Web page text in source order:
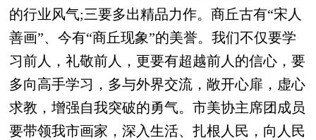
的行业风气;三要多出精品力作。商丘古有“宋人
善画”、今有“商丘现象”的美誉。我们不仅要学
习前人，礼敬前人，更要有超越前人的信心，要
多向高手学习，多与外界交流，敞开心扉，虚心
求教，增强自我突破的勇气。市美协主席团成员
要带领我市画家，深入生活、扎根人民，向人民